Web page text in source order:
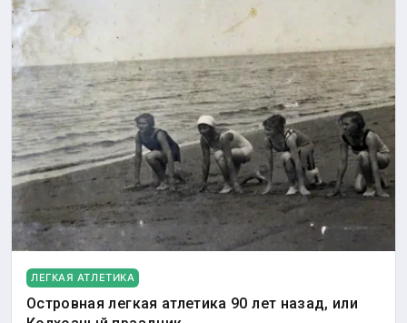
ЛЕГКАЯ АТЛЕТИКА
Островная легкая атлетика 90 лет назад, или